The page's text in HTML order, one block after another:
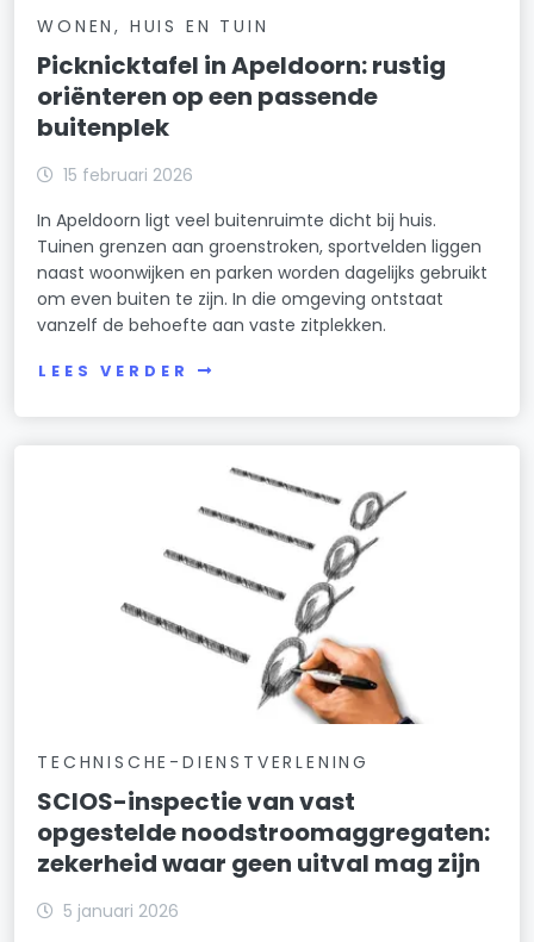
WONEN, HUIS EN TUIN
Picknicktafel in Apeldoorn: rustig
oriënteren op een passende
buitenplek
15 februari 2026
In Apeldoorn ligt veel buitenruimte dicht bij huis.
Tuinen grenzen aan groenstroken, sportvelden liggen
naast woonwijken en parken worden dagelijks gebruikt
om even buiten te zijn. In die omgeving ontstaat
vanzelf de behoefte aan vaste zitplekken.
LEES VERDER
TECHNISCHE-DIENSTVERLENING
SCIOS-inspectie van vast
opgestelde noodstroomaggregaten:
zekerheid waar geen uitval mag zijn
5 januari 2026